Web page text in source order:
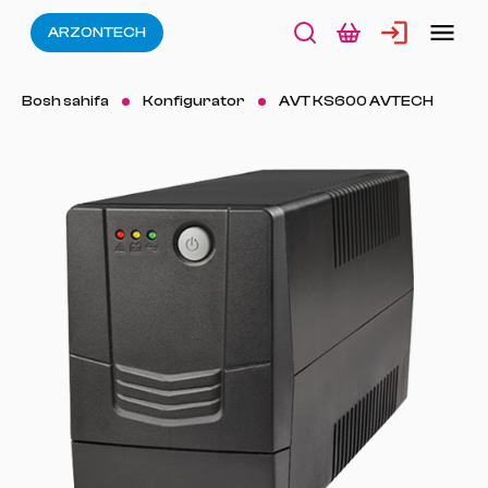
ARZONTECH
Bosh sahifa Konfigurator AVT KS600 AVTECH